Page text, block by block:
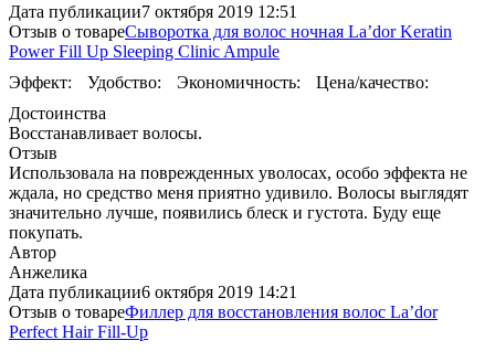
Дата публикации7 октября 2019 12:51
Отзыв о товареСыворотка для волос ночная La’dor Keratin
Power Fill Up Sleeping Clinic Ampule
Эффект:
Удобство: Экономичность:
Цена/качество:
Достоинства
Восстанавливает волосы.
Отзыв
Использовала на поврежденных уволосах, особо эффекта не
ждала, но средство меня приятно удивило. Волосы выглядят
значительно лучше, появились блеск и густота. Буду еще
покупать.
Автор
Анжелика
Дата публикации6 октября 2019 14:21
Отзыв о товареФиллер для восстановления волос La’dor
Perfect Hair Fill-Up